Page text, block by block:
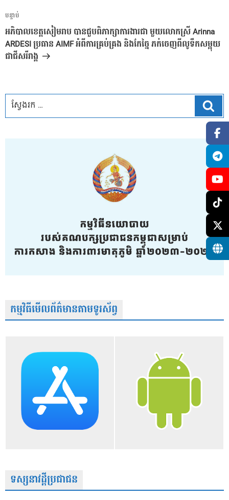
អត្ថបទ
បន្ទាប់
បន្ទាប់
អភិបាលខេត្តសៀមរាប បានជួបពិភាក្សាការងារជា មួយលោកស្រី Arinna
ARDESI ប្រធាន AIMF អំពីការគ្រប់គ្រង និងកែច្នៃ ភក់ចេញពីលូទឹកសម្អុយ
ជាជីសរីរាង្គ
កម្មវិធីមើលព័ត៌មានតាមទូរស័ព្វ
ទស្សនាវដ្តីប្រជាជន